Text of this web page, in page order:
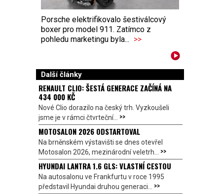
Porsche elektrifikovalo šestiválcový
boxer pro model 911. Zatímco z
pohledu marketingu byla... >>
Další články
RENAULT CLIO: ŠESTÁ GENERACE ZAČÍNÁ NA
434 000 KČ
Nové Clio dorazilo na český trh. Vyzkoušeli
jsme je v rámci čtvrteční... >>
MOTOSALON 2026 ODSTARTOVAL
Na brněnském výstavišti se dnes otevřel
Motosalon 2026, mezinárodní veletrh... >>
HYUNDAI LANTRA 1.6 GLS: VLASTNÍ CESTOU
Na autosalonu ve Frankfurtu v roce 1995
představil Hyundai druhou generaci... >>